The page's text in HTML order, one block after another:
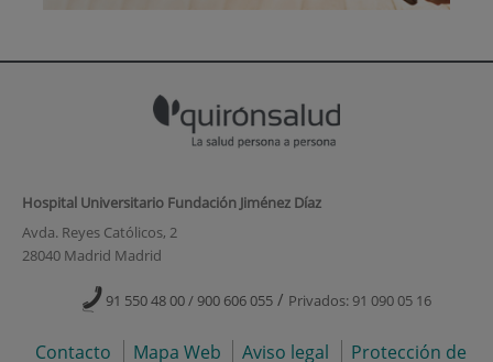
Hospital Universitario Fundación Jiménez Díaz
Avda. Reyes Católicos, 2
28040 Madrid Madrid
91 550 48 00 / 900 606 055 / Privados: 91 090 05 16
Contacto Mapa Web Aviso legal Protección de